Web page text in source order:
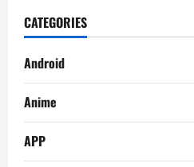
CATEGORIES
Android
Anime
APP